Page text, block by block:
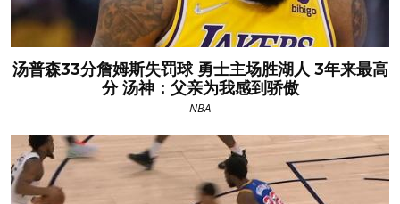
汤普森33分詹姆斯失罚球 勇士主场胜湖人 3年来最高
分 汤神：父亲为我感到骄傲
NBA